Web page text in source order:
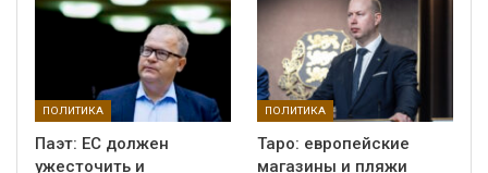
ПОЛИТИКА
Паэт: ЕС должен
ужесточить и
ПОЛИТИКА
Таро: европейские
магазины и пляжи